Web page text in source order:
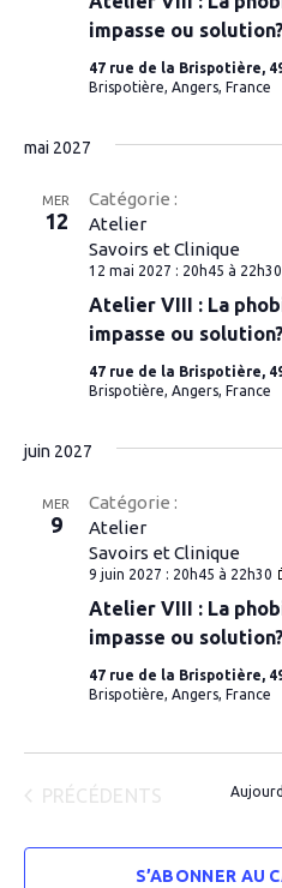
impasse ou solution?
47 rue de la Brispotière,
Brispotière, Angers, France
mai 2027
MER
12
Atelier VIII : La
impasse ou solution?
Catégorie :
Atelier
Savoirs et Clinique
12 mai 2027 : 20h45 à 22h30
47 rue de la Brispotière,
Brispotière, Angers, France
juin 2027
MER
9
Atelier VIII : La
impasse ou solution?
Catégorie :
Atelier
Savoirs et Clinique
9 juin 2027 : 20h45 à 22h30
47 rue de la Brispotière,
Brispotière, Angers, France
ÉVÈNEMENTS
PRÉCÉDENTS
S’ABONNER AU